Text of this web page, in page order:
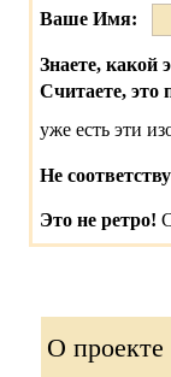
Ваше Имя:
Знаете, какой
Считаете, это
уже есть эти
Не
Это не ретро!
О проекте